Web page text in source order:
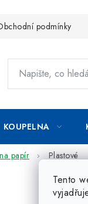
Tento
podmínky
KOUPELNA
papír Plastové